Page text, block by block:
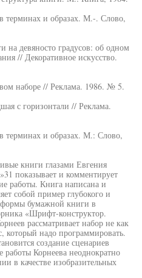
терминах и образах. М.-. Слово,
девяносто градусов: об одном
// Декоративное искусство.
наборе // Реклама. 1986. № 5.
с горизонтали // Реклама.
терминах и образах. М.: Слово,
книги глазами Евгения
показывает и комментирует
работы. Книга написана и
собой пример глубокого и
бумажной книги в
«Шрифт-конструктор.
рассматривает набор не как
который надо программировать.
создание сценариев
Корнеева неоднократно
в качестве изобразительных